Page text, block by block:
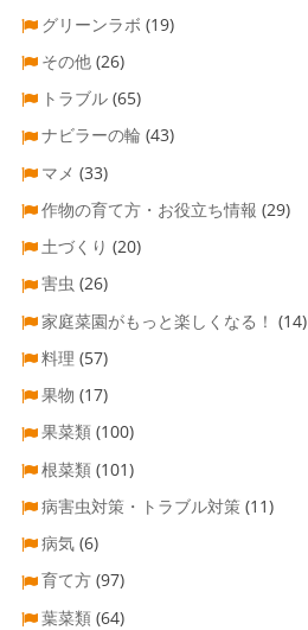
グリーンラボ (19)
その他 (26)
トラブル (65)
ナビラーの輪 (43)
マメ (33)
作物の育て方・お役立ち情報 (29)
土づくり (20)
害虫 (26)
家庭菜園がもっと楽しくなる！ (14)
料理 (57)
果物 (17)
果菜類 (100)
根菜類 (101)
病害虫対策・トラブル対策 (11)
病気 (6)
育て方 (97)
葉菜類 (64)